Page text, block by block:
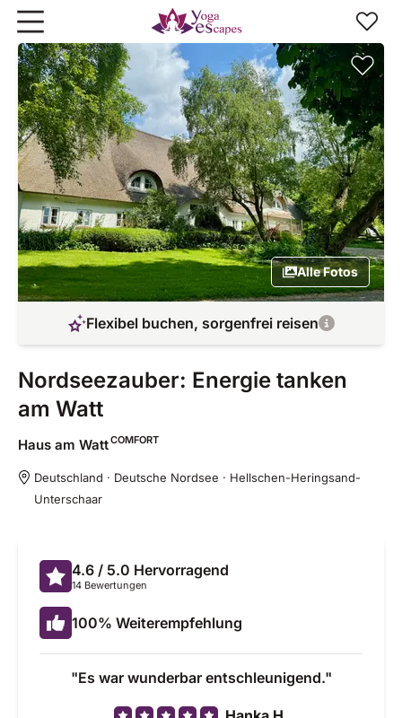
Zum Hauptinhalt springen
Alle Fotos
Flexibel buchen, sorgenfrei reisen
Nordseezauber: Energie tanken
am Watt
Haus am WattCOMFORT
Deutschland · Deutsche Nordsee · Hellschen-Heringsand-
Unterschaar
4.6 / 5.0 Hervorragend
14 Bewertungen
100% Weiterempfehlung
Es war wunderbar entschleunigend.